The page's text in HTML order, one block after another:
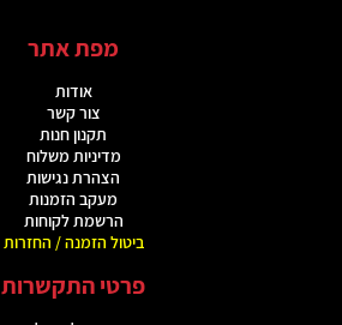
מפת אתר
אודות
צור קשר
תקנון חנות
מדיניות משלוח
הצהרת נגישות
מעקב הזמנות
הרשמת לקוחות
ביטול הזמנה / החזרות
פרטי התקשרות